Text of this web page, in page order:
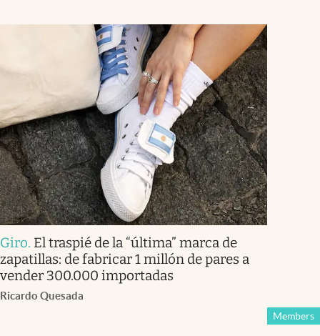
Giro. El traspié de la “última” marca de
zapatillas: de fabricar 1 millón de pares a
vender 300.000 importadas
Ricardo Quesada
Members